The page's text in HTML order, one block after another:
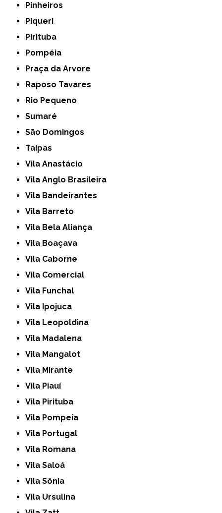
Pinheiros
Piqueri
Pirituba
Pompéia
Praça da Arvore
Raposo Tavares
Rio Pequeno
Sumaré
São Domingos
Taipas
Vila Anastácio
Vila Anglo Brasileira
Vila Bandeirantes
Vila Barreto
Vila Bela Aliança
Vila Boaçava
Vila Caborne
Vila Comercial
Vila Funchal
Vila Ipojuca
Vila Leopoldina
Vila Madalena
Vila Mangalot
Vila Mirante
Vila Piauí
Vila Pirituba
Vila Pompeia
Vila Portugal
Vila Romana
Vila Saloá
Vila Sônia
Vila Ursulina